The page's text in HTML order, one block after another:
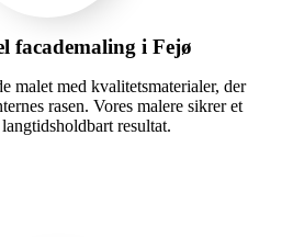
facademaling i Fejø
malet med kvalitetsmaterialer, der
rasen. Vores malere sikrer et
resultat.